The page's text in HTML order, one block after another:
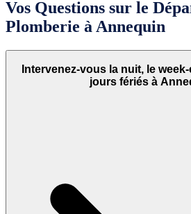
Vos Questions sur le
Plomberie à Annequin
Intervenez-vous la nuit, le
jours fériés à